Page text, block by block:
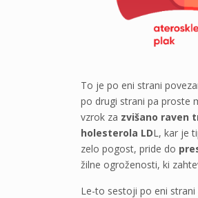
To je po eni strani
po drugi strani pa proste
vzrok za zvišano raven
holesterola LDL, kar je
zelo pogost, pride do
žilne ogroženosti, ki
Le-to sestoji po eni strani